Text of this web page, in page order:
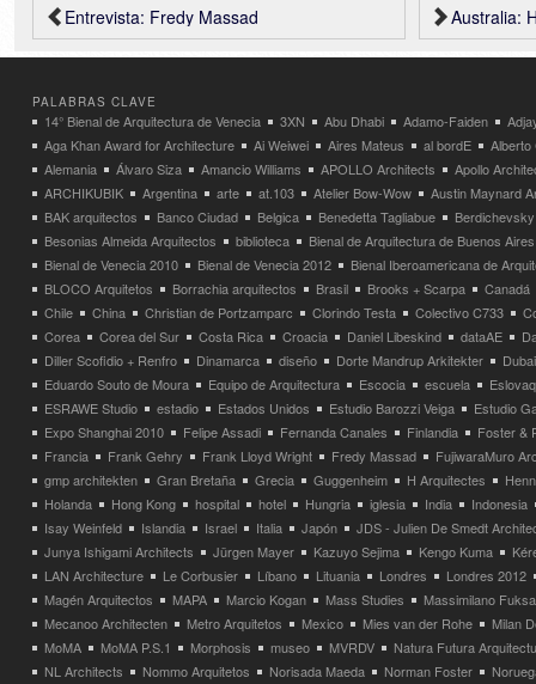
Australia: HASSELL + Herzog & de
Entrevista: Fredy Massad
PALABRAS CLAVE
14° Bienal de Arquitectura de Venecia 3XN Abu Dhabi Adamo-Faiden
Aga Khan Award for Architecture
Ai Weiwei Aires Mateus al bordE
Alberto
Alemania
Álvaro Siza Amancio Williams APOLLO Architects
Apollo
ARCHIKUBIK
Argentina arte at.103 Atelier Bow-Wow
Austin Maynard
BAK arquitectos
Banco Ciudad Belgica Benedetta Tagliabue
Besonias Almeida Arquitectos
biblioteca
Bienal de Arquitectura de Buenos Aires
Bienal de Venecia 2010
Bienal de Venecia 2012
Bienal Iberoamericana de
BLOCO Arquitetos
Borrachia arquitectos Brasil Brooks + Scarpa
Canadá
Chile
China Christian de Portzamparc Clorindo Testa Colectivo C733
Corea
Corea del Sur Costa Rica Croacia Daniel Libeskind dataAE
Diller Scofidio + Renfro
Dinamarca diseño Dorte Mandrup Arkitekter
Dubai
Eduardo Souto de Moura
Equipo de Arquitectura Escocia escuela
ESRAWE Studio
estadio Estados Unidos Estudio Barozzi Veiga
Estudio
Expo Shanghai 2010
Felipe Assadi Fernanda Canales Finlandia
Foster &
Francia
Frank Gehry Frank Lloyd Wright Fredy Massad
FujiwaraMuro
gmp architekten
Gran Bretaña Grecia Guggenheim H Arquitectes
Holanda
Hong Kong hospital hotel Hungria iglesia India
Indonesia
Isay Weinfeld
Islandia Israel Italia Japón
JDS - Julien De Smedt
Junya Ishigami Architects
Jürgen Mayer Kazuyo Sejima Kengo Kuma
LAN Architecture
Le Corbusier Líbano Lituania Londres
Londres 2012
Magén Arquitectos
MAPA Marcio Kogan Mass Studies
Massimilano
Mecanoo Architecten
Metro Arquitetos Mexico Mies van der Rohe
Milan
MoMA
MoMA P.S.1 Morphosis museo MVRDV
Natura Futura
NL Architects
Nommo Arquitetos Norisada Maeda Norman Foster